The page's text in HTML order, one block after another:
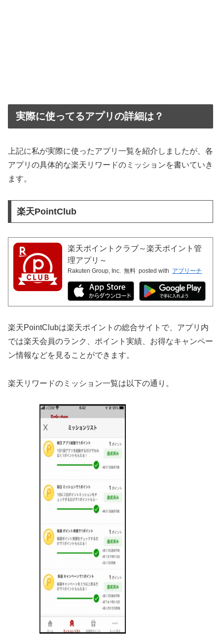
実際に使ってるアプリの詳細は？
上記に私が実際に使ったアプリ一覧を紹介しましたが、各
アプリの具体的な楽天リワードのミッションを書いていき
ます。
楽天PointClub
楽天ポイントクラブ～楽天ポイント管
理アプリ～
Rakuten Group, Inc. 無料 posted with アプリーチ
楽天PointClubは楽天ポイントの総合サイトで、アプリ内
では楽天会員のランク、ポイント実績、お得なキャンペー
ン情報などを見ることができます。
楽天リワードのミッション一覧は以下の通り。